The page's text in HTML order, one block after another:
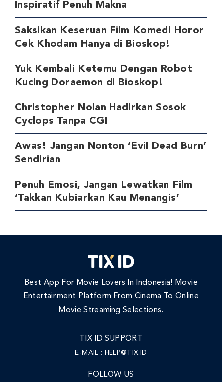
Inspiratif Penuh Makna
Saksikan Keseruan Film Komedi Horor
Cek Khodam Hanya di Bioskop!
Yuk Kembali Ketemu Dengan Robot
Kucing Doraemon di Bioskop!
Christopher Nolan Hadirkan Sosok
Cyclops Tanpa CGI
Awas! Jangan Nonton ‘Evil Dead Burn’
Sendirian
Penuh Emosi, Jangan Lewatkan Film
‘Takkan Kubiarkan Kau Menangis’
Best App For Movie Lovers In Indonesia! Movie
Entertainment Platform From Cinema To Online
Movie Streaming Selections.
TIX ID SUPPORT
E-MAIL : HELP@TIX.ID
FOLLOW US